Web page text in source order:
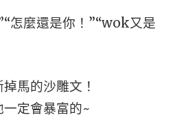
怎麼還是你！”“wok又是
馬的沙雕文！
定會暴富的~